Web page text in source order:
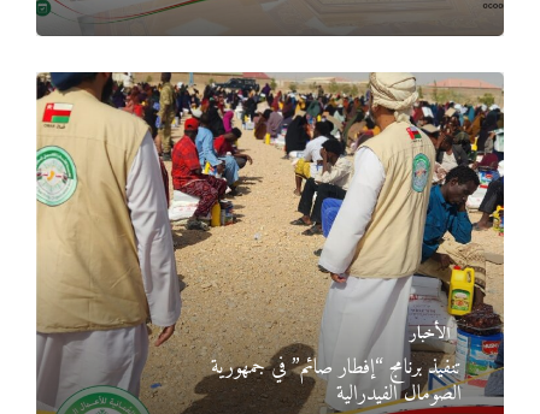
الأخبار
تنفيذ برنامج “إفطار صائم” في جمهورية
الصومال الفيدرالية